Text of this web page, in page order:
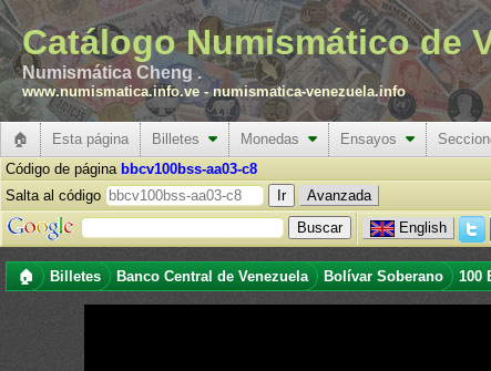
Catálogo Numismático de
Numismática Cheng .
www.numismatica.info.ve -numismatica-venezuela.info
🏠 Esta página Billetes Monedas Ensayos
Código de página bbcv100bss-aa03-c8
Salta al código
Avanzada
English
🏠 Billetes Banco Central de Venezuela Bolívar Soberano 100